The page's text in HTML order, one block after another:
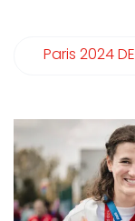
Paris 2024 DE